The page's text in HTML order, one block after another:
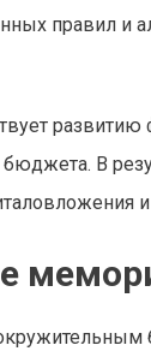
правил
В